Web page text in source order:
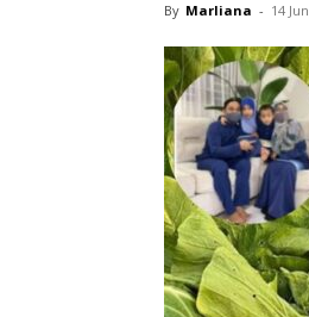
By Marliana - 14